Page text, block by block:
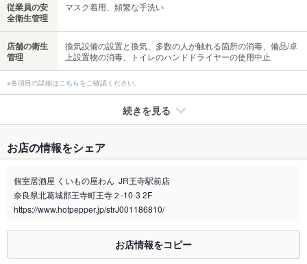
従業員の安
全衛生管理
マスク着用、頻繁な手洗い
店舗の衛生
管理
換気設備の設置と換気、多数の人が触れる箇所の消毒、備品/卓
上設置物の消毒、トイレのハンドドライヤーの使用中止
※各項目の詳細はこちらをご確認ください。
続きを見る
禁煙・喫煙
分煙（仕切りあり）
喫煙専用室 あり
合わせください。
お席
お店の情報をシェア
個室居酒屋 くいもの屋わん JR王寺駅前店
奈良県北葛城郡王寺町王寺２-10-3 2F
https://www.hotpepper.jp/strJ001186810/
お店情報をコピー